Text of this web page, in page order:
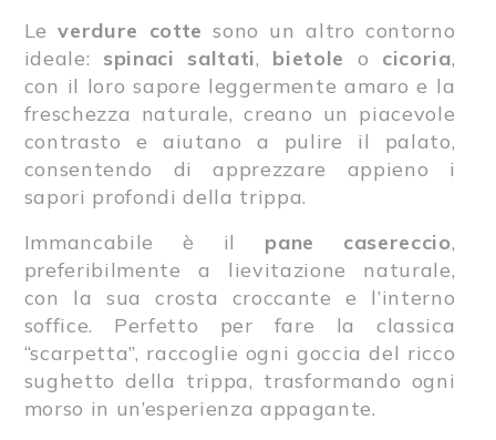
Leverdure cotte sono un altro contorno
ideale: spinaci saltati, bietole o cicoria,
con il loro sapore leggermente amaro e la
freschezza naturale, creano un piacevole
contrasto e aiutano a pulire il palato,
consentendo di apprezzare appieno i
sapori profondi della trippa.
Immancabile è il pane casereccio,
preferibilmente a lievitazione naturale,
con la sua crosta croccante e l’interno
soffice. Perfetto per fare la classica
“scarpetta”, raccoglie ogni goccia del ricco
sughetto della trippa, trasformando ogni
morso in un’esperienza appagante.